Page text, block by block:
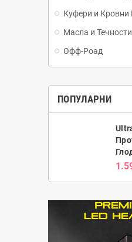
Куфери и Кровни
Масла и Течности
Офф-Роад
ПОПУЛАРНИ